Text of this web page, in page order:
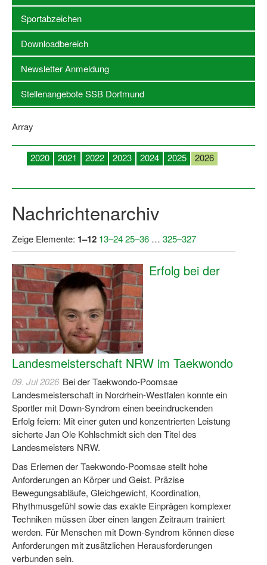
Stellenangebote SSB Dortmund
Vereine
Vereinssuche
Übungsleiterbörse
Kinderschutz im Sport
Fördermöglichkeiten
Vereinsberatung
Wege zur Kooperation
Villa Froschloch
Log-in "Vereine"
Qualifizierung
SSB Qualifizierungen
Übersicht Qualifizierungswege
Qualifizierung im Vereinsmanagement
Fachtag Bildung braucht Bewegung
Erste-Hilfe-Ausbildung
Anmeldeformular / Anmeldebedingungen
Bezuschussung Qualifizierung für Dortmunder
Projekte
Open Sports Day
Dortmund lernt Schwimmen
Sportabzeichen
Downloadbereich
Newsletter Anmeldung
Stellenangebote SSB Dortmund
Array
2026
Juli
2025
2024
2023
2022
2021
2020
Nachrichtenarchiv
Zeige Elemente: 1–12 13–2425–36 … 325–327
Erfolg bei der
Landesmeisterschaft NRW im Taekwondo
09. Jul 2026 Bei der Taekwondo-Poomsae
Landesmeisterschaft in Nordrhein-Westfalen konnte ein
Sportler mit Down-Syndrom einen beeindruckenden
Erfolg feiern: Mit einer guten und konzentrierten Leistung
sicherte Jan Ole Kohlschmidt sich den Titel des
Landesmeisters NRW.
Das Erlernen der Taekwondo-Poomsae stellt hohe
Anforderungen an Körper und Geist. Präzise
Bewegungsabläufe, Gleichgewicht, Koordination,
Rhythmusgefühl sowie das exakte Einprägen komplexer
Techniken müssen über einen langen Zeitraum trainiert
werden. Für Menschen mit Down-Syndrom können diese
Anforderungen mit zusätzlichen Herausforderungen
verbunden sein.